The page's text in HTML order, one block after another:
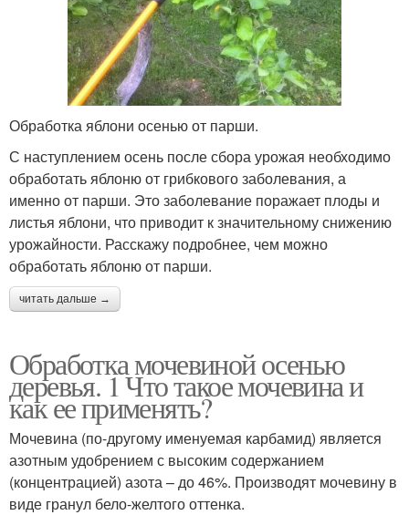
Обработка яблони осенью от парши.
С наступлением осень после сбора урожая необходимо
обработать яблоню от грибкового заболевания, а
именно от парши. Это заболевание поражает плоды и
листья яблони, что приводит к значительному снижению
урожайности. Расскажу подробнее, чем можно
обработать яблоню от парши.
читать дальше →
Обработка мочевиной осенью
деревья. 1 Что такое мочевина и
как ее применять?
Мочевина (по-другому именуемая карбамид) является
азотным удобрением с высоким содержанием
(концентрацией) азота – до 46%. Производят мочевину в
виде гранул бело-желтого оттенка.